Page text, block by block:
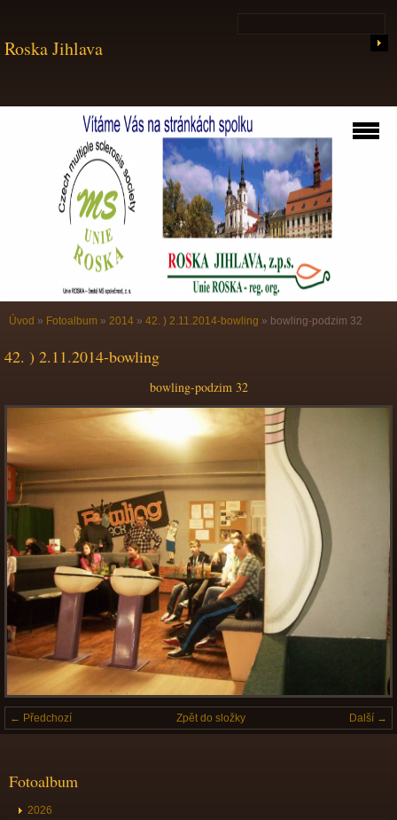
Roska Jihlava
Úvod » Fotoalbum » 2014 » 42. ) 2.11.2014-bowling » bowling-podzim 32
42. ) 2.11.2014-bowling
bowling-podzim 32
← Předchozí Další →
Zpět do složky
Fotoalbum
2026